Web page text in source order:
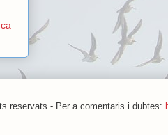
reservats - Per a comentaris i dubtes: